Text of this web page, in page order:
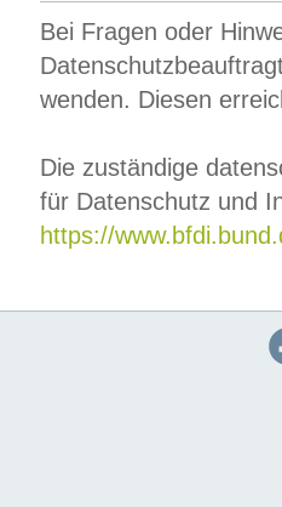
Bei Fragen oder
wenden. Diesen
Die zuständige
für Datenschutz und
https://